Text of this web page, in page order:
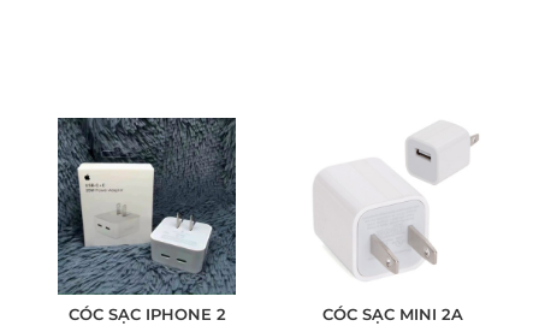
CÓC SẠC IPHONE 2
CÓC SẠC MINI 2A